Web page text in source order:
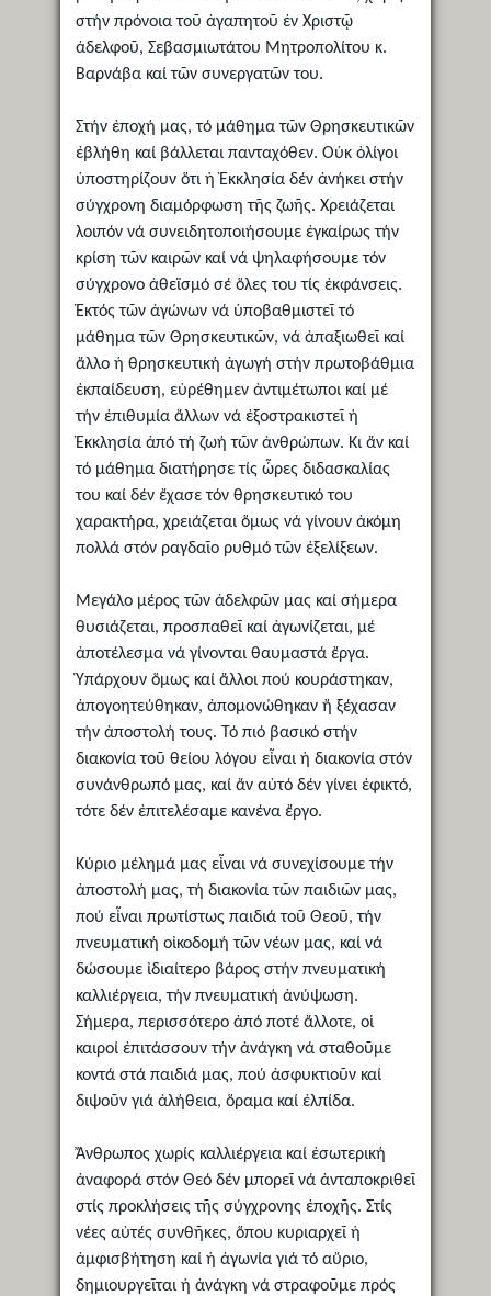
στήν πρόνοια τοῦ ἀγαπητοῦ ἐν Χριστῷ
ἀδελφοῦ, Σεβασμιωτάτου Μητροπολίτου κ.
Βαρνάβα καί τῶν συνεργατῶν του.
Στήν ἐποχή μας, τό μάθημα τῶν Θρησκευτικῶν
ἐβλήθη καί βάλλεται πανταχόθεν. Οὐκ ὀλίγοι
ὑποστηρίζουν ὅτι ἡ Ἐκκλησία δέν ἀνήκει στήν
σύγχρονη διαμόρφωση τῆς ζωῆς. Χρειάζεται
λοιπόν νά συνειδητοποιήσουμε ἐγκαίρως τήν
κρίση τῶν καιρῶν καί νά ψηλαφήσουμε τόν
σύγχρονο ἀθεϊσμό σέ ὅλες του τίς ἐκφάνσεις.
Ἐκτός τῶν ἀγώνων νά ὑποβαθμιστεῖ τό
μάθημα τῶν Θρησκευτικῶν, νά ἀπαξιωθεῖ καί
ἄλλο ἡ θρησκευτική ἀγωγή στήν πρωτοβάθμια
ἐκπαίδευση, εὑρέθημεν ἀντιμέτωποι καί μέ
τήν ἐπιθυμία ἄλλων νά ἐξοστρακιστεῖ ἡ
Ἐκκλησία ἀπό τή ζωή τῶν ἀνθρώπων. Κι ἄν καί
τό μάθημα διατήρησε τίς ὧρες διδασκαλίας
του καί δέν ἔχασε τόν θρησκευτικό του
χαρακτήρα, χρειάζεται ὅμως νά γίνουν ἀκόμη
πολλά στόν ραγδαῖο ρυθμό τῶν ἐξελίξεων.
Μεγάλο μέρος τῶν ἀδελφῶν μας καί σήμερα
θυσιάζεται, προσπαθεῖ καί ἀγωνίζεται, μέ
ἀποτέλεσμα νά γίνονται θαυμαστά ἔργα.
Ὑπάρχουν ὅμως καί ἄλλοι πού κουράστηκαν,
ἀπογοητεύθηκαν, ἀπομονώθηκαν ἤ ξέχασαν
τήν ἀποστολή τους. Τό πιό βασικό στήν
διακονία τοῦ θείου λόγου εἶναι ἡ διακονία στόν
συνάνθρωπό μας, καί ἄν αὐτό δέν γίνει ἐφικτό,
τότε δέν ἐπιτελέσαμε κανένα ἔργο.
Κύριο μέλημά μας εἶναι νά συνεχίσουμε τήν
ἀποστολή μας, τή διακονία τῶν παιδιῶν μας,
πού εἶναι πρωτίστως παιδιά τοῦ Θεοῦ, τήν
πνευματική οἰκοδομή τῶν νέων μας, καί νά
δώσουμε ἰδιαίτερο βάρος στήν πνευματική
καλλιέργεια, τήν πνευματική ἀνύψωση.
Σήμερα, περισσότερο ἀπό ποτέ ἄλλοτε, οἱ
καιροί ἐπιτάσσουν τήν ἀνάγκη νά σταθοῦμε
κοντά στά παιδιά μας, πού ἀσφυκτιοῦν καί
διψοῦν γιά ἀλήθεια, ὅραμα καί ἐλπίδα.
Ἄνθρωπος χωρίς καλλιέργεια καί ἐσωτερική
ἀναφορά στόν Θεό δέν μπορεῖ νά ἀνταποκριθεῖ
στίς προκλήσεις τῆς σύγχρονης ἐποχῆς. Στίς
νέες αὐτές συνθῆκες, ὅπου κυριαρχεῖ ἡ
ἀμφισβήτηση καί ἡ ἀγωνία γιά τό αὔριο,
δημιουργεῖται ἡ ἀνάγκη νά στραφοῦμε πρός